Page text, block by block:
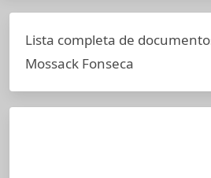
Lista completa de
Mossack Fonseca